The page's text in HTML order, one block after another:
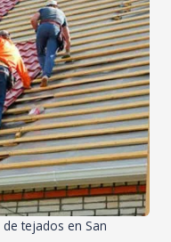
tejados en San